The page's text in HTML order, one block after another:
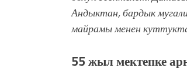
Андыктан, бардык
майрамы менен
55 жыл мектепке